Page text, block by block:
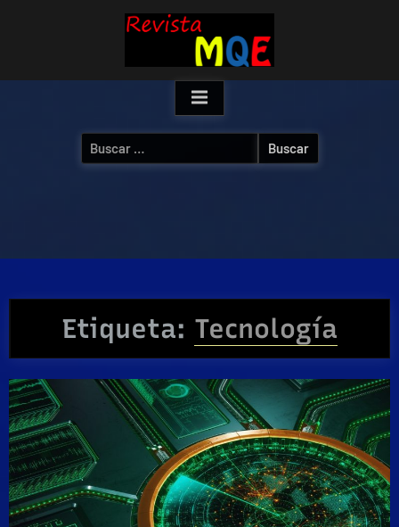
Buscar:
Etiqueta: Tecnología